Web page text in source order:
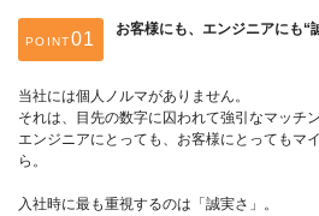
POINT
お客様にも、エンジニアにも“
当社には個人ノルマがありません。
それは、目先の数字に囚われて強引なマッチ
エンジニアにとっても、お客様にとってもマ
ら。
入社時に最も重視するのは「誠実さ」。